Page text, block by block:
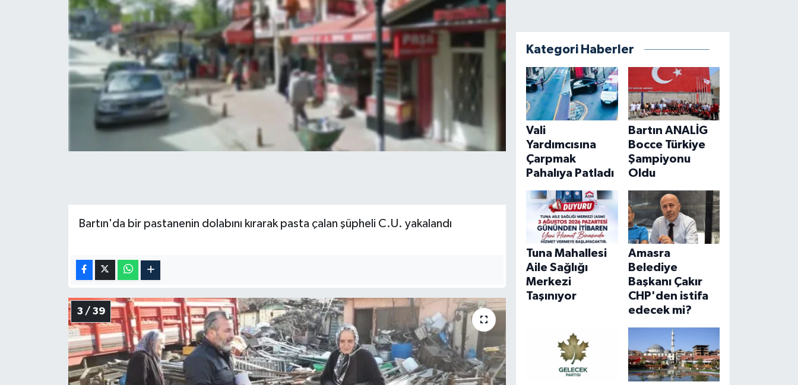
Bartın'da bir pastanenin dolabını kırarak pasta çalan şüpheli C.U. yakalandı
3 / 39
Kategori Haberler
Vali
Yardımcısına
Çarpmak
Pahalıya Patladı
Bartın ANALİG
Bocce Türkiye
Şampiyonu
Oldu
Tuna Mahallesi
Aile Sağlığı
Merkezi
Taşınıyor
Amasra
Belediye
Başkanı Çakır
CHP'den istifa
edecek mi?